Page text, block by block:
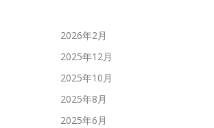
2026年2月
2025年12月
2025年10月
2025年8月
2025年6月